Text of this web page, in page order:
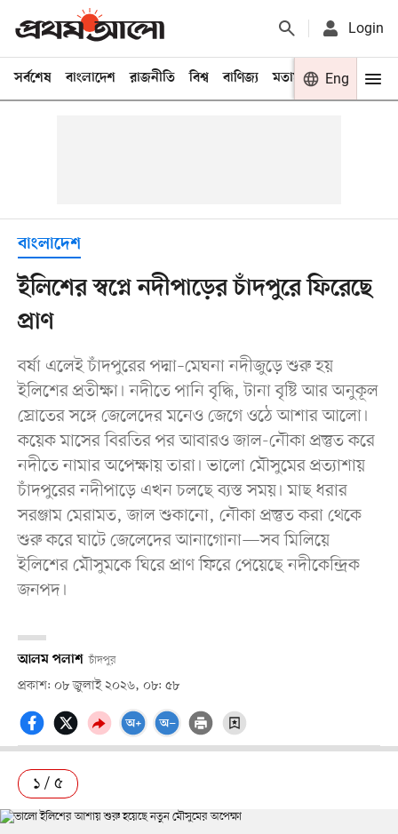
Login
সর্বশেষ বাংলাদেশ রাজনীতি বিশ্ব বাণিজ্য মতামত খেলা
Eng
বাংলাদেশ
ইলিশের স্বপ্নে নদীপাড়ের চাঁদপুরে ফিরেছে
প্রাণ
বর্ষা এলেই চাঁদপুরের পদ্মা–মেঘনা নদীজুড়ে শুরু হয়
ইলিশের প্রতীক্ষা। নদীতে পানি বৃদ্ধি, টানা বৃষ্টি আর অনুকূল
স্রোতের সঙ্গে জেলেদের মনেও জেগে ওঠে আশার আলো।
কয়েক মাসের বিরতির পর আবারও জাল-নৌকা প্রস্তুত করে
নদীতে নামার অপেক্ষায় তারা। ভালো মৌসুমের প্রত্যাশায়
চাঁদপুরের নদীপাড়ে এখন চলছে ব্যস্ত সময়। মাছ ধরার
সরঞ্জাম মেরামত, জাল শুকানো, নৌকা প্রস্তুত করা থেকে
শুরু করে ঘাটে জেলেদের আনাগোনা—সব মিলিয়ে
ইলিশের মৌসুমকে ঘিরে প্রাণ ফিরে পেয়েছে নদীকেন্দ্রিক
জনপদ।
আলম পলাশ চাঁদপুর
প্রকাশ: ০৮ জুলাই ২০২৬, ০৮: ৫৮
১ / ৫